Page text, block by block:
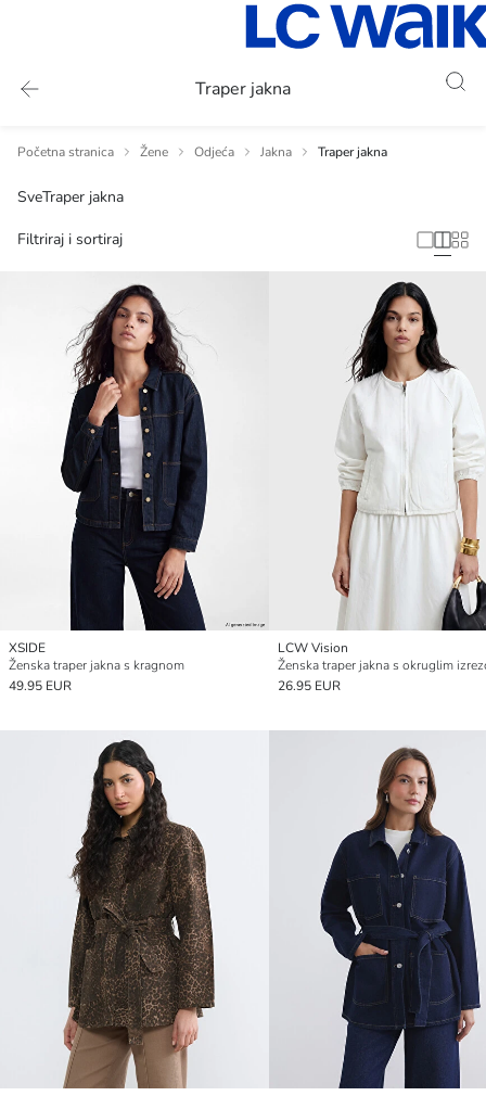
Traper jakna
Početna stranica Žene Odjeća Jakna Traper jakna
SveTraper jakna
Filtriraj i sortiraj
XSIDE
Ženska traper jakna s kragnom
49.95 EUR
LCW Vision
Ženska traper jakna s okruglim
26.95 EUR